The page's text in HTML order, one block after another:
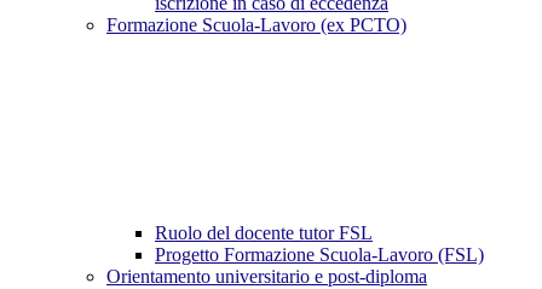
Formazione Scuola-Lavoro (ex PCTO)
Ruolo del docente tutor FSL
Progetto Formazione Scuola-Lavoro (FSL)
Orientamento universitario e post-diploma